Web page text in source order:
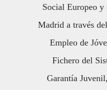
Social Europeo y
Madrid a través
Empleo de
Fichero del
Garantía